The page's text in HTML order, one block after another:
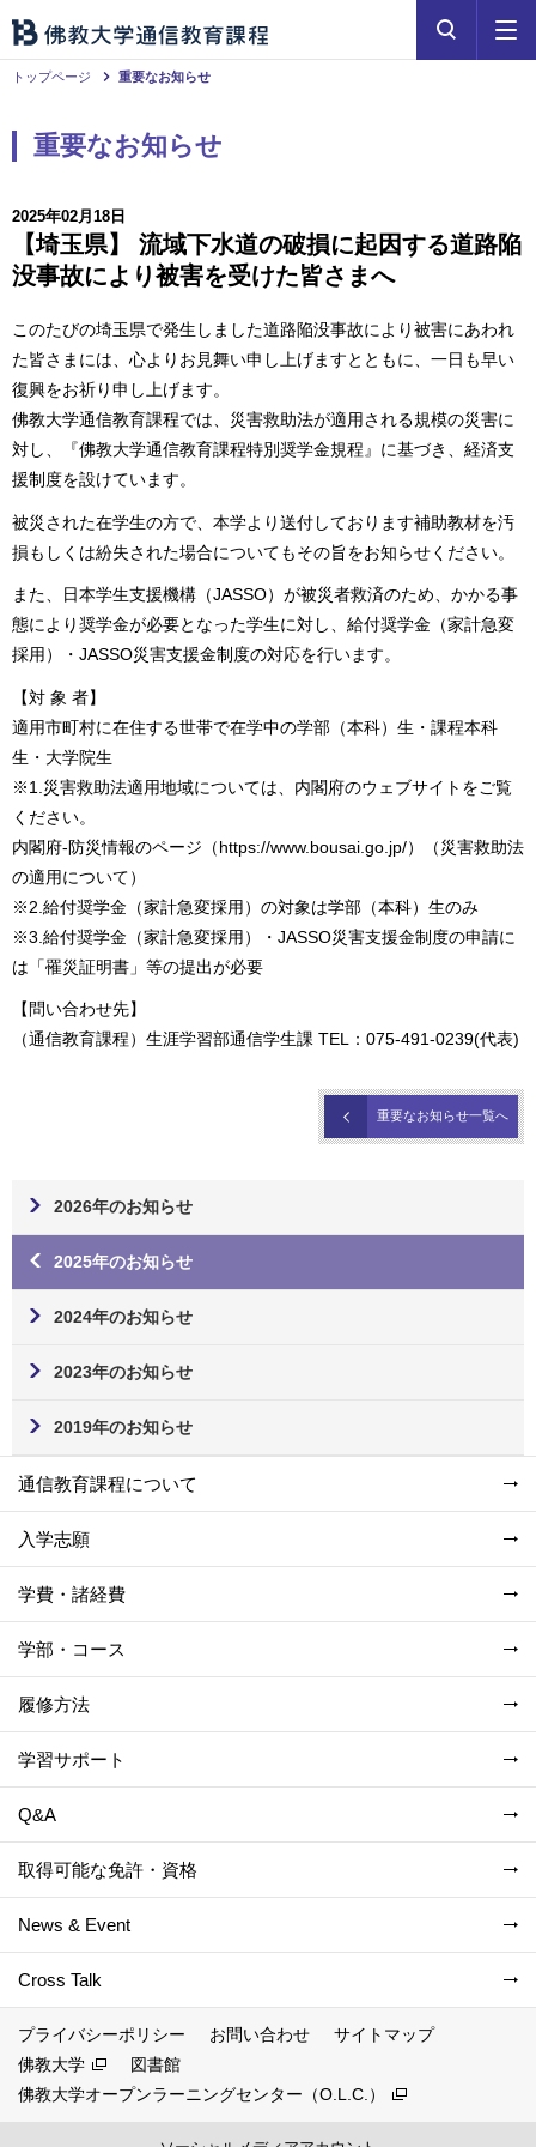
トップページ 重要なお知らせ
重要なお知らせ
2025年02月18日
【埼玉県】 流域下水道の破損に起因する道路陥
没事故により被害を受けた皆さまへ
このたびの埼玉県で発生しました道路陥没事故により被害にあわれ
た皆さまには、心よりお見舞い申し上げますとともに、一日も早い
復興をお祈り申し上げます。
佛教大学通信教育課程では、災害救助法が適用される規模の災害に
対し、『佛教大学通信教育課程特別奨学金規程』に基づき、経済支
援制度を設けています。
被災された在学生の方で、本学より送付しております補助教材を汚
損もしくは紛失された場合についてもその旨をお知らせください。
また、日本学生支援機構（JASSO）が被災者救済のため、かかる事
態により奨学金が必要となった学生に対し、給付奨学金（家計急変
採用）・JASSO災害支援金制度の対応を行います。
【対 象 者】
適用市町村に在住する世帯で在学中の学部（本科）生・課程本科
生・大学院生
※1.災害救助法適用地域については、内閣府のウェブサイトをご覧
ください。
内閣府-防災情報のページ（https://www.bousai.go.jp/）（災害救助法
の適用について）
※2.給付奨学金（家計急変採用）の対象は学部（本科）生のみ
※3.給付奨学金（家計急変採用）・JASSO災害支援金制度の申請に
は「罹災証明書」等の提出が必要
【問い合わせ先】
（通信教育課程）生涯学習部通信学生課 TEL：075-491-0239(代表)
重要なお知らせ一覧へ
2026年のお知らせ
2025年のお知らせ
2024年のお知らせ
2023年のお知らせ
2019年のお知らせ
通信教育課程について
入学志願
学費・諸経費
学部・コース
履修方法
学習サポート
Q&A
取得可能な免許・資格
News & Event
Cross Talk
プライバシーポリシー お問い合わせ
サイトマップ
佛教大学
図書館
佛教大学オープンラーニングセンター（O.L.C.）